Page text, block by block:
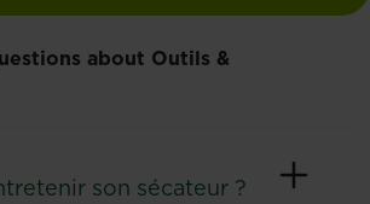
about Outils &
son sécateur ?